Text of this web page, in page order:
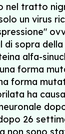
nel tratto
un virus
di sopra
alfa-
forma
forma
ha
26
non sono